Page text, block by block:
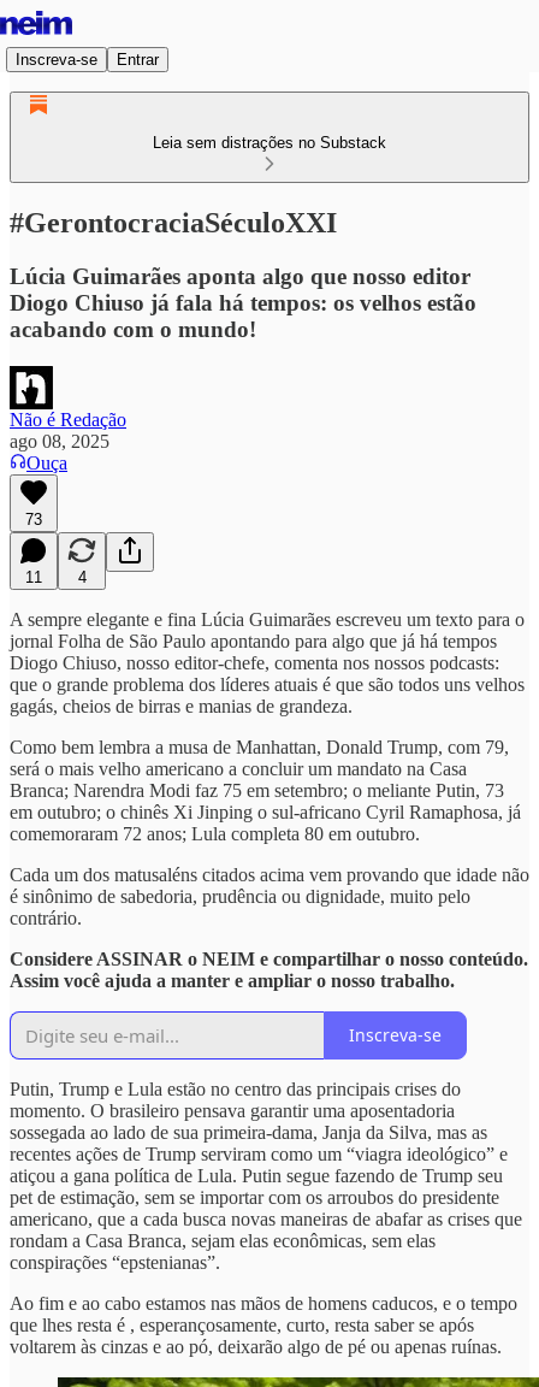
Inscreva-se Entrar
Leia sem distrações no Substack
#GerontocraciaSéculoXXI
Lúcia Guimarães aponta algo que nosso editor
Diogo Chiuso já fala há tempos: os velhos estão
acabando com o mundo!
Não é Redação
ago 08, 2025
Ouça
73
11 4
A sempre elegante e fina Lúcia Guimarães escreveu um texto para o
jornal Folha de São Paulo apontando para algo que já há tempos
Diogo Chiuso, nosso editor-chefe, comenta nos nossos podcasts:
que o grande problema dos líderes atuais é que são todos uns velhos
gagás, cheios de birras e manias de grandeza.
Como bem lembra a musa de Manhattan, Donald Trump, com 79,
será o mais velho americano a concluir um mandato na Casa
Branca; Narendra Modi faz 75 em setembro; o meliante Putin, 73
em outubro; o chinês Xi Jinping o sul-africano Cyril Ramaphosa, já
comemoraram 72 anos; Lula completa 80 em outubro.
Cada um dos matusaléns citados acima vem provando que idade não
é sinônimo de sabedoria, prudência ou dignidade, muito pelo
contrário.
Considere ASSINAR o NEIM e compartilhar o nosso conteúdo.
Assim você ajuda a manter e ampliar o nosso trabalho.
Inscreva-se
Putin, Trump e Lula estão no centro das principais crises do
momento. O brasileiro pensava garantir uma aposentadoria
sossegada ao lado de sua primeira-dama, Janja da Silva, mas as
recentes ações de Trump serviram como um “viagra ideológico” e
atiçou a gana política de Lula. Putin segue fazendo de Trump seu
pet de estimação, sem se importar com os arroubos do presidente
americano, que a cada busca novas maneiras de abafar as crises que
rondam a Casa Branca, sejam elas econômicas, sem elas
conspirações “epstenianas”.
Ao fim e ao cabo estamos nas mãos de homens caducos, e o tempo
que lhes resta é , esperançosamente, curto, resta saber se após
voltarem às cinzas e ao pó, deixarão algo de pé ou apenas ruínas.